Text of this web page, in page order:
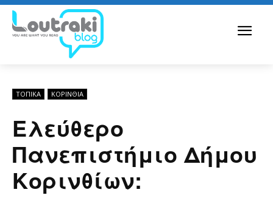
ΤΟΠΙΚΑ ΚΟΡΙΝΘΊΑ
Ελεύθερο
Πανεπιστήμιο Δήμου
Κορινθίων: